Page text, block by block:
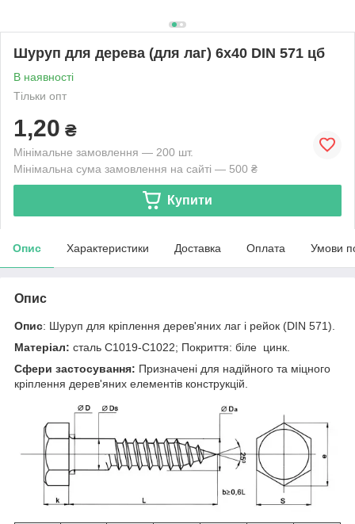
Шуруп для дерева (для лаг) 6х40 DIN 571 цб
В наявності
Тільки опт
1,20 ₴
Мінімальне замовлення — 200 шт.
Мінімальна сума замовлення на сайті — 500 ₴
Купити
Опис Характеристики Доставка Оплата Умови
Опис
Опис: Шуруп для кріплення дерев'яних лаг і рейок (DIN 571).
Матеріал: сталь С1019-С1022; Покриття: біле цинк.
Сфери застосування: Призначені для надійного та міцного
кріплення дерев'яних елементів конструкцій.